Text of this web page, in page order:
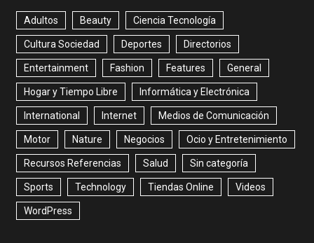
Adultos Beauty Ciencia Tecnología
Cultura Sociedad Deportes Directorios
Entertainment Fashion Features General
Hogar y Tiempo Libre Informática y Electrónica
International Internet Medios de Comunicación
Motor Nature Negocios Ocio y Entretenimiento
Recursos Referencias Salud Sin categoría
Sports Technology Tiendas Online Videos
WordPress